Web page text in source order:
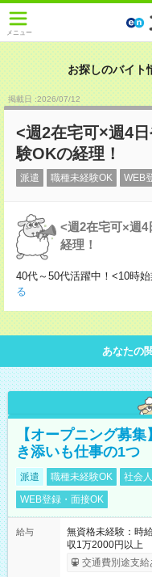
メニュー
お探しのバイト
掲載日 :2026/07/12
<週2在宅可×週4
験OKの経理！
派遣 職種未経験OK WEB
<週2在宅可×週
経理！
40代～50代活躍中！<10時
る
あなたの
【オープニング募
き添いも仕事の1つ
派遣 職種未経験OK 社会
WEB登録・面接OK
給与
無資格未経験：
収1万2000円以上
交通費別途支給